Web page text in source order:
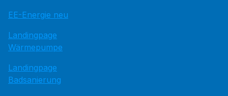
EE-Energie neu
Landingpage
Wärmepumpe
Landingpage
Badsanierung